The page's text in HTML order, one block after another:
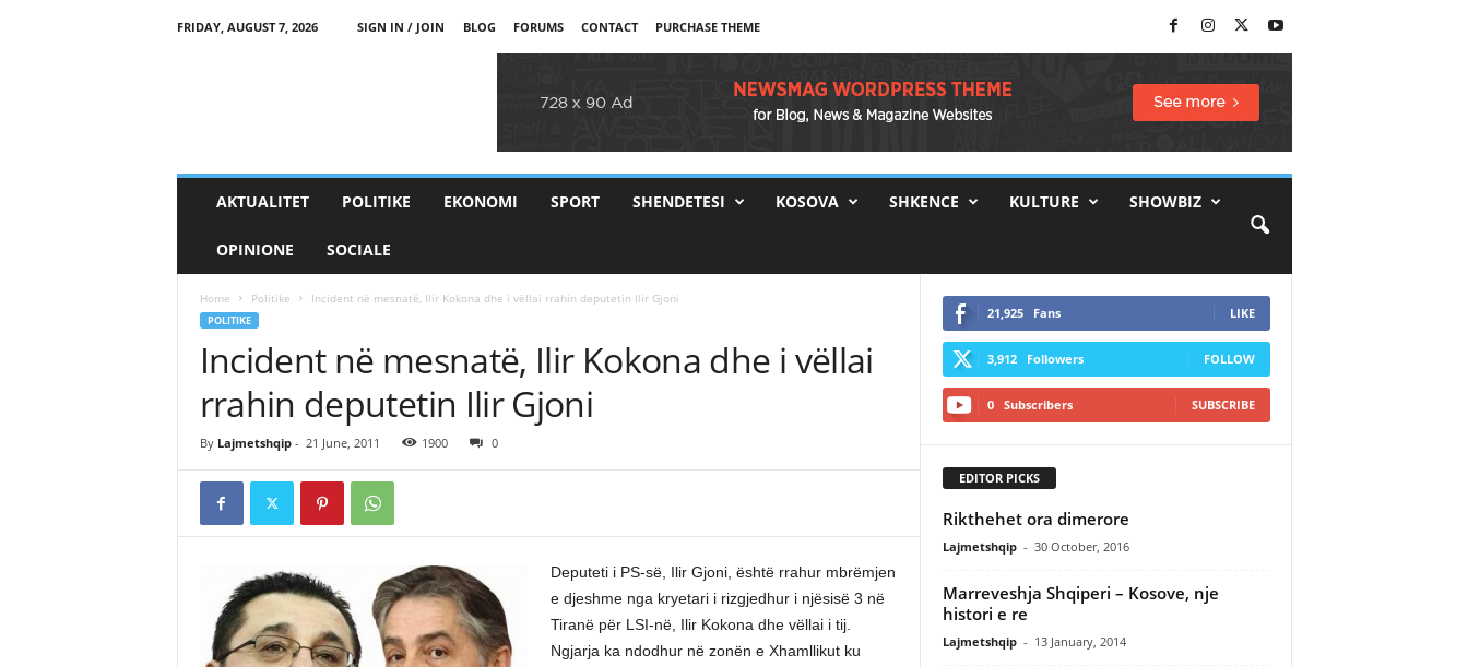
FRIDAY, AUGUST 7, 2026 SIGN IN / JOIN BLOG FORUMS CONTACT PURCHASE THEME
AKTUALITET POLITIKE EKONOMI SPORT SHENDETESI KOSOVA SHKENCE KULTURE SHOWBIZ
OPINIONE SOCIALE
Home Politike Incident në mesnatë, Ilir Kokona dhe i vëllai rrahin deputetin Ilir Gjoni
POLITIKE
Incident në mesnatë, Ilir Kokona dhe i vëllai
rrahin deputetin Ilir Gjoni
By Lajmetshqip- 21 June, 2011 1900 0
Deputeti i PS-së, Ilir Gjoni, është rrahur mbrëmjen
e djeshme nga kryetari i rizgjedhur i njësisë 3 në
Tiranë për LSI-në, Ilir Kokona dhe vëllai i tij.
Ngjarja ka ndodhur në zonën e Xhamllikut ku
21,925 Fans LIKE
3,912 Followers FOLLOW
0 Subscribers SUBSCRIBE
EDITOR PICKS
Rikthehet ora dimerore
Lajmetshqip - 30 October, 2016
Marreveshja Shqiperi – Kosove, nje
histori e re
Lajmetshqip - 13 January, 2014